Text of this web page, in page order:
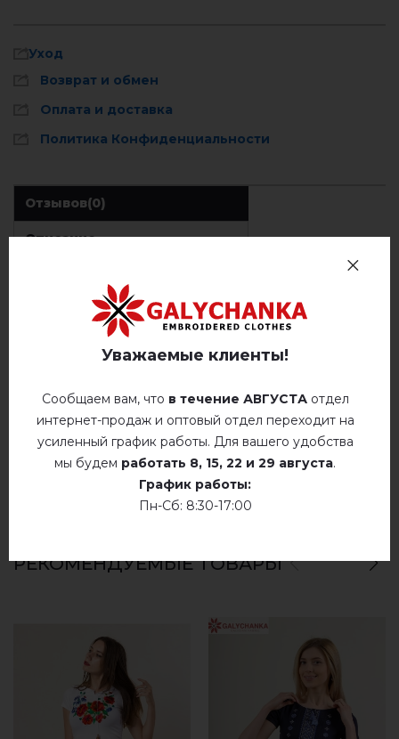
Уход
Возврат и обмен
Оплата и доставка
Политика Конфиденциальности
Отзывов(0)
Описание
ОТЗЫВЫ О ГЛОРИЯ (СИНЯЯ С КРАСНАЯ)
Немає відгуків про цей товар.
добавьте свой отзыв о Глория (синяя с
красная)
РЕКОМЕНДУЕМЫЕ ТОВАРЫ
Ручная стирка до 40° C
гладить при температуре 110° C
Сухая чистка
Сушить у розложенном виде
Сушить розвешенной
Уважаемые клиенты!
Сообщаем вам, что в течение АВГУСТАотдел
интернет-продаж и оптовый отдел переходит на
усиленный график работы. Для вашего удобства
мы будем работать 8, 15, 22 и 29 августа.
График работы:
Пн-Сб: 8:30-17:00